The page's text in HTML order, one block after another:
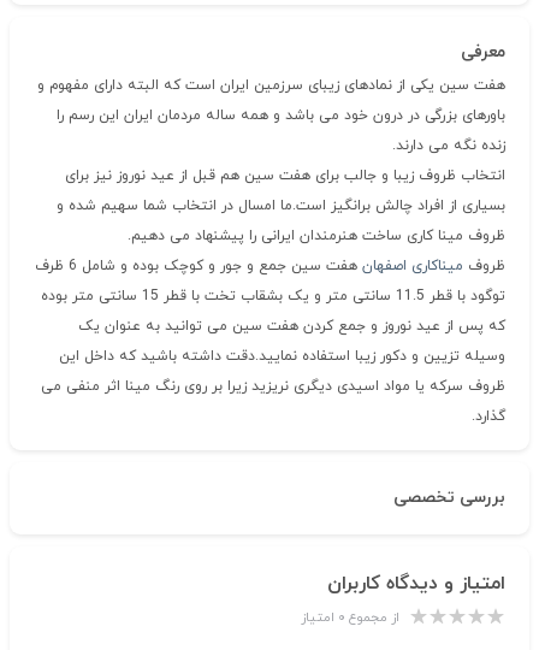
معرفی
هفت سین یکی از نمادهای زیبای سرزمین ایران است که البته دارای مفهوم و
باورهای بزرگی در درون خود می باشد و همه ساله مردمان ایران این رسم را
زنده نگه می دارند.
انتخاب ظروف زیبا و جالب برای هفت سین هم قبل از عید نوروز نیز برای
بسیاری از افراد چالش برانگیز است.ما امسال در انتخاب شما سهیم شده و
ظروف مینا کاری ساخت هنرمندان ایرانی را پیشنهاد می دهیم.
ظروف میناکاری اصفهان
هفت سین جمع و جور و کوچک بوده و شامل 6 ظرف
توگود با قطر 11.5 سانتی متر و یک بشقاب تخت با قطر 15 سانتی متر بوده
که پس از عید نوروز و جمع کردن هفت سین می توانید به عنوان یک
وسیله تزیین و دکور زیبا استفاده نمایید.دقت داشته باشید که داخل این
ظروف سرکه یا مواد اسیدی دیگری نریزید زیرا بر روی رنگ مینا اثر منفی می
گذارد.
بررسی تخصصی
امتیاز و دیدگاه کاربران
از مجموع ۰ امتیاز